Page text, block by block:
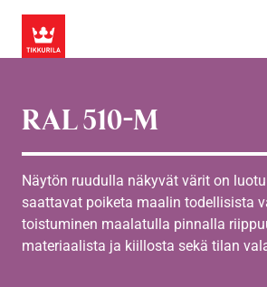
RAL 510-M
Näytön ruudulla näkyvät värit on
saattavat poiketa maalin todellisista
toistuminen maalatulla pinnalla
materiaalista ja kiillosta sekä tilan